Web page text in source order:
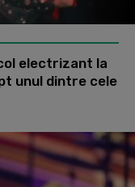
electrizant la
unul dintre cele